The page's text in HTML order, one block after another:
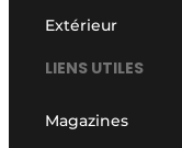
Extérieur
LIENS UTILES
Magazines